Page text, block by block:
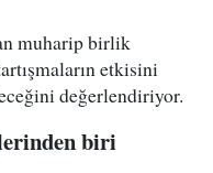
muharip birlik
etkisini
değerlendiriyor.
biri